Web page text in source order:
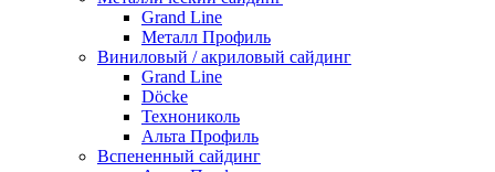
Grand Line
Металл Профиль
Виниловый / акриловый сайдинг
Grand Line
Döсkе
Технониколь
Альта Профиль
Вспененный сайдинг